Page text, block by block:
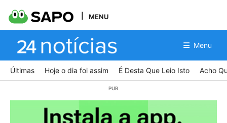
MENU
Menu
Últimas Hoje o dia foi assim É Desta Que Leio Isto Acho